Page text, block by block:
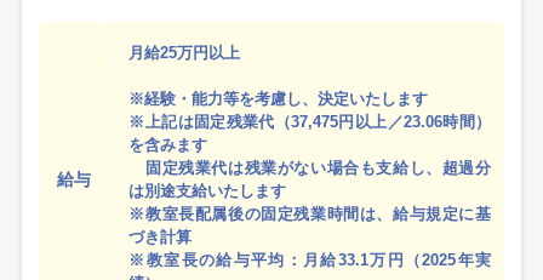
給与
月給25万円以上
※経験・能力等を考慮し、決定いたします
※上記は固定残業代（37,475円以上／23.06時間）
を含みます
固定残業代は残業がない場合も支給し、超過分
は別途支給いたします
※教室長配属後の固定残業時間は、給与規定に基
づき計算
※教室長の給与平均：月給33.1万円（2025年実